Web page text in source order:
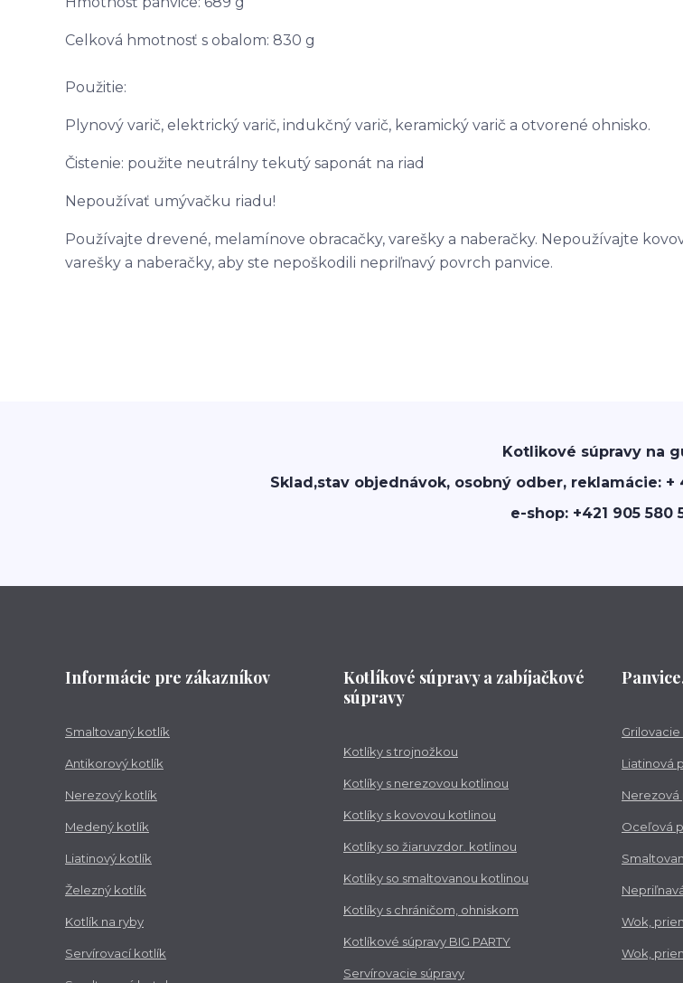
Celková hmotnosť s obalom: 830 g
Použitie:
Plynový varič, elektrický varič, indukčný varič, keramický varič a otvorené ohnisko.
Čistenie: použite neutrálny tekutý saponát na riad
Nepoužívať umývačku riadu!
Používajte drevené, melamínove obracačky, varešky a naberačky. Nepoužívajte
varešky a naberačky, aby ste nepoškodili nepriľnavý povrch panvice.
Kotlikové súpravy na
Sklad,stav objednávok, osobný odber, reklamácie: +
e-shop: +421 905 580
Informácie pre zákazníkov
Smaltovaný kotlík
Antikorový kotlík
Nerezový kotlík
Medený kotlík
Liatinový kotlík
Železný kotlík
Kotlík na ryby
Servírovací kotlík
Kotlíkové súpravy a zabíjačkové
súpravy
Kotlíky s trojnožkou
Kotlíky s nerezovou kotlinou
Kotlíky s kovovou kotlinou
Kotlíky so žiaruvzdor. kotlinou
Kotlíky so smaltovanou kotlinou
Kotlíky s chráničom, ohniskom
Kotlíkové súpravy BIG PARTY
Servírovacie súpravy
Grilovacie
Liatinová
Nerezová
Oceľová
Wok,
Wok,